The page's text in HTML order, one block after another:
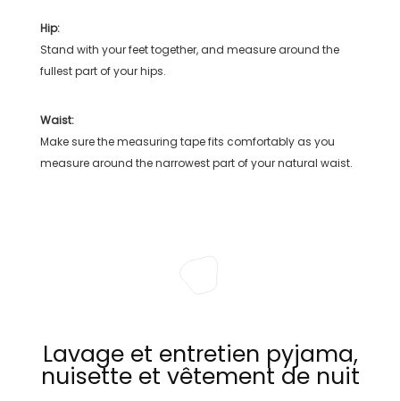
Hip:
Stand with your feet together, and measure around the
fullest part of your hips.
Waist:
Make sure the measuring tape fits comfortably as you
measure around the narrowest part of your natural waist.
Lavage et entretien pyjama,
nuisette et vêtement de nuit